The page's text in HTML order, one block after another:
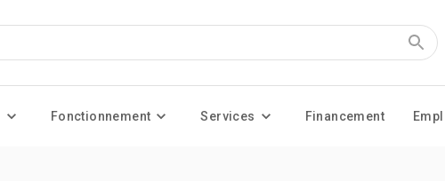
Fonctionnement Services Financement